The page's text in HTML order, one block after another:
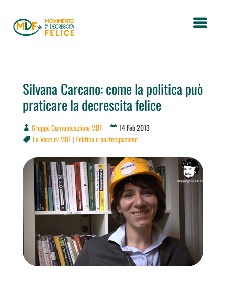
Silvana Carcano: come la politica può
praticare la decrescita felice
Gruppo Comunicazione MDF 14 Feb 2013
 La Voce di MDF|Politica e partecipazione